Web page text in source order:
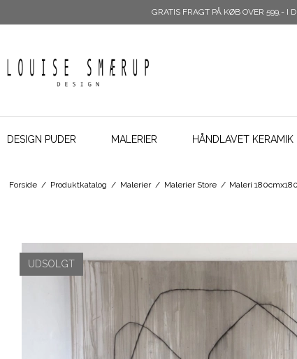
GRATIS FRAGT PÅ KØB OVER 599,- I
DESIGN PUDER MALERIER HÅNDLAVET KERAMIK
Forside / Produktkatalog / Malerier / Malerier Store / Maleri
UDSOLGT